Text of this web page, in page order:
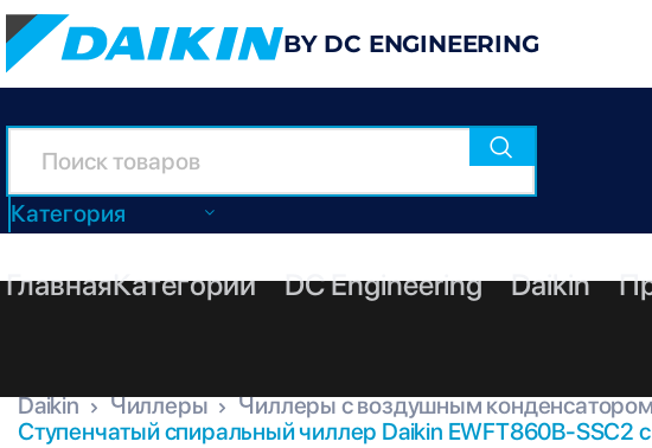
BY DC ENGINEERING
Категория
ГлавнаяКатегории DC Engineering Daikin
Daikin Чиллеры Чиллеры с воздушным
Ступенчатый спиральный чиллер Daikin EWFT860B-